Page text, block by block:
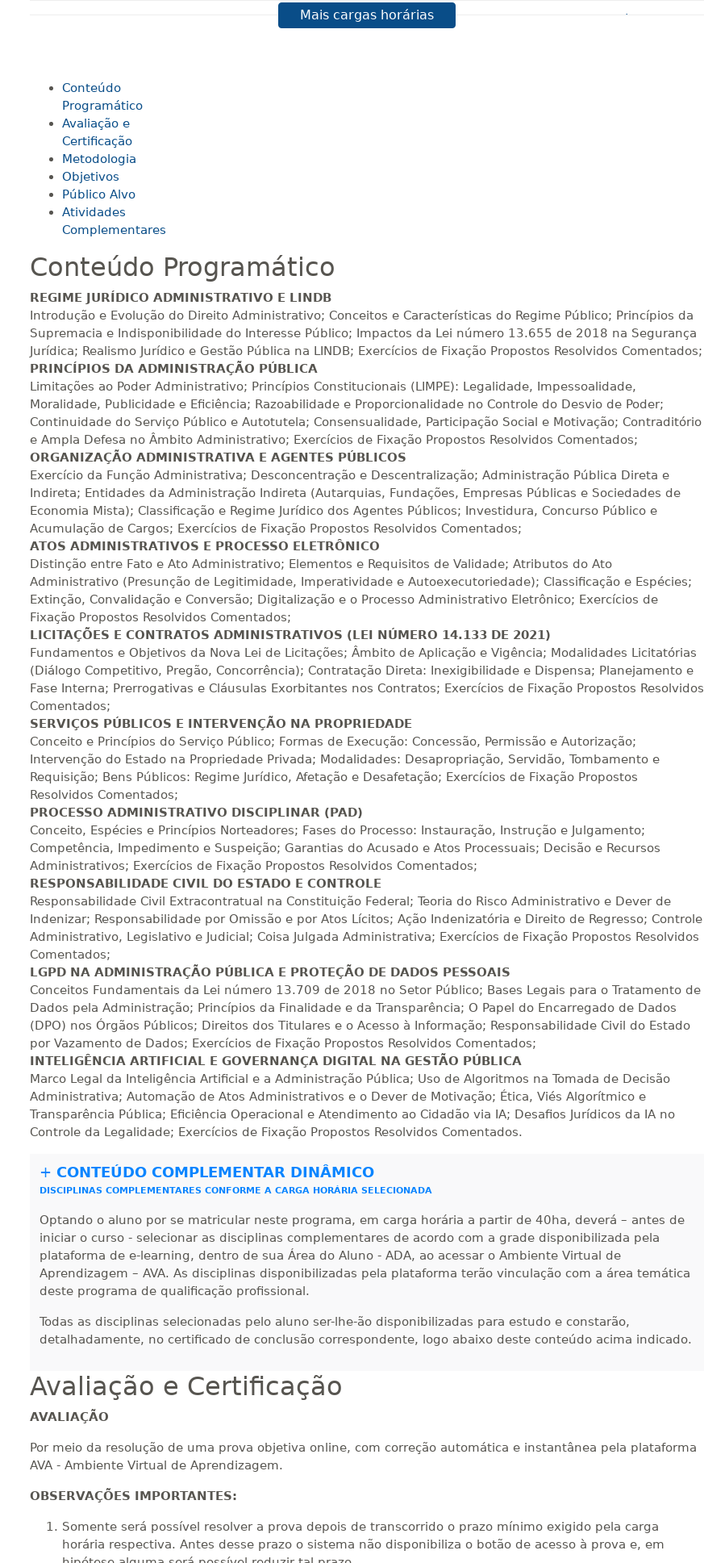
Visualizar
R$ 594,81
140 H 18
160 H 20dias
180 H 23dias
dias
220 H 28dias 90dias Visualizar Visualizar
ELETRÔNICO
R$ 1.090,51
Matricular
240 H 30dias 90dias Visualizar Visualizar
ELETRÔNICO
R$ 1.189,66
Matricular
260 H 33dias 90dias Visualizar Visualizar
ELETRÔNICO
Matricular
280 H 35dias 120dias Visualizar Visualizar
ELETRÔNICO
300 H 38dias 120dias Visualizar Visualizar
ELETRÔNICO
R$ 1.487,06
Matricular
320 H 40dias 120 dias Visualizar Visualizar
ELETRÔNICO
R$ 1.586,20
Matricular
340 H 43dias 120dias Visualizar
360 H 120dias
R$ 1.784,48
380 H 48dias 150 dias Visualizar Visualizar
ELETRÔNICO
R$ 1.883,61
400 H 150 dias Visualizar Visualizar
ELETRÔNICO
R$ 1.982,74
Matricular
420 H 53dias 150 dias Visualizar Visualizar
ELETRÔNICO
Matricular
440 H 55 dias 150dias Visualizar Visualizar
ELETRÔNICO
R$ 2.240,16
Mais cargas horárias
Conteúdo
Programático
Avaliação e
Certificação
Metodologia
Objetivos
Público Alvo
Atividades
Complementares
Conteúdo Programático
REGIME JURÍDICO ADMINISTRATIVO E LINDB
Introdução e Evolução do Direito Administrativo; Conceitos e Características do Regime Público; Princípios da
Supremacia e Indisponibilidade do Interesse Público; Impactos da Lei número 13.655 de 2018 na Segurança
Jurídica; Realismo Jurídico e Gestão Pública na LINDB; Exercícios de Fixação Propostos Resolvidos Comentados;
PRINCÍPIOS DA ADMINISTRAÇÃO PÚBLICA
Limitações ao Poder Administrativo; Princípios Constitucionais (LIMPE): Legalidade, Impessoalidade,
Moralidade, Publicidade e Eficiência; Razoabilidade e Proporcionalidade no Controle do Desvio de Poder;
Continuidade do Serviço Público e Autotutela; Consensualidade, Participação Social e Motivação; Contraditório
e Ampla Defesa no Âmbito Administrativo; Exercícios de Fixação Propostos Resolvidos Comentados;
ORGANIZAÇÃO ADMINISTRATIVA E AGENTES PÚBLICOS
Exercício da Função Administrativa; Desconcentração e Descentralização; Administração Pública Direta e
Indireta; Entidades da Administração Indireta (Autarquias, Fundações, Empresas Públicas e Sociedades de
Economia Mista); Classificação e Regime Jurídico dos Agentes Públicos; Investidura, Concurso Público e
Acumulação de Cargos; Exercícios de Fixação Propostos Resolvidos Comentados;
ATOS ADMINISTRATIVOS E PROCESSO ELETRÔNICO
Distinção entre Fato e Ato Administrativo; Elementos e Requisitos de Validade; Atributos do Ato
Administrativo (Presunção de Legitimidade, Imperatividade e Autoexecutoriedade); Classificação e Espécies;
Extinção, Convalidação e Conversão; Digitalização e o Processo Administrativo Eletrônico; Exercícios de
Fixação Propostos Resolvidos Comentados;
LICITAÇÕES E CONTRATOS ADMINISTRATIVOS (LEI NÚMERO 14.133 DE 2021)
Fundamentos e Objetivos da Nova Lei de Licitações; Âmbito de Aplicação e Vigência; Modalidades Licitatórias
(Diálogo Competitivo, Pregão, Concorrência); Contratação Direta: Inexigibilidade e Dispensa; Planejamento e
Fase Interna; Prerrogativas e Cláusulas Exorbitantes nos Contratos; Exercícios de Fixação Propostos Resolvidos
Comentados;
SERVIÇOS PÚBLICOS E INTERVENÇÃO NA PROPRIEDADE
Conceito e Princípios do Serviço Público; Formas de Execução: Concessão, Permissão e Autorização;
Intervenção do Estado na Propriedade Privada; Modalidades: Desapropriação, Servidão, Tombamento e
Requisição; Bens Públicos: Regime Jurídico, Afetação e Desafetação; Exercícios de Fixação Propostos
Resolvidos Comentados;
PROCESSO ADMINISTRATIVO DISCIPLINAR (PAD)
Conceito, Espécies e Princípios Norteadores; Fases do Processo: Instauração, Instrução e Julgamento;
Competência, Impedimento e Suspeição; Garantias do Acusado e Atos Processuais; Decisão e Recursos
Administrativos; Exercícios de Fixação Propostos Resolvidos Comentados;
RESPONSABILIDADE CIVIL DO ESTADO E CONTROLE
Responsabilidade Civil Extracontratual na Constituição Federal; Teoria do Risco Administrativo e Dever de
Indenizar; Responsabilidade por Omissão e por Atos Lícitos; Ação Indenizatória e Direito de Regresso; Controle
Administrativo, Legislativo e Judicial; Coisa Julgada Administrativa; Exercícios de Fixação Propostos Resolvidos
Comentados;
LGPD NA ADMINISTRAÇÃO PÚBLICA E PROTEÇÃO DE DADOS PESSOAIS
Conceitos Fundamentais da Lei número 13.709 de 2018 no Setor Público; Bases Legais para o Tratamento de
Dados pela Administração; Princípios da Finalidade e da Transparência; O Papel do Encarregado de Dados
(DPO) nos Órgãos Públicos; Direitos dos Titulares e o Acesso à Informação; Responsabilidade Civil do Estado
por Vazamento de Dados; Exercícios de Fixação Propostos Resolvidos Comentados;
INTELIGÊNCIA ARTIFICIAL E GOVERNANÇA DIGITAL NA GESTÃO PÚBLICA
Marco Legal da Inteligência Artificial e a Administração Pública; Uso de Algoritmos na Tomada de Decisão
Administrativa; Automação de Atos Administrativos e o Dever de Motivação; Ética, Viés Algorítmico e
Transparência Pública; Eficiência Operacional e Atendimento ao Cidadão via IA; Desafios Jurídicos da IA no
Controle da Legalidade; Exercícios de Fixação Propostos Resolvidos Comentados.
+ CONTEÚDO COMPLEMENTAR DINÂMICO
DISCIPLINAS COMPLEMENTARES CONFORME A CARGA HORÁRIA SELECIONADA
Optando o aluno por se matricular neste programa, em carga horária a partir de 40ha, deverá – antes de
iniciar o curso - selecionar as disciplinas complementares de acordo com a grade disponibilizada pela
plataforma de e-learning, dentro de sua Área do Aluno - ADA, ao acessar o Ambiente Virtual de
Aprendizagem – AVA. As disciplinas disponibilizadas pela plataforma terão vinculação com a área temática
deste programa de qualificação profissional.
Todas as disciplinas selecionadas pelo aluno ser-lhe-ão disponibilizadas para estudo e constarão,
detalhadamente, no certificado de conclusão correspondente, logo abaixo deste conteúdo acima indicado.
Avaliação e Certificação
AVALIAÇÃO
Por meio da resolução de uma prova objetiva online, com correção automática e instantânea pela plataforma
AVA - Ambiente Virtual de Aprendizagem.
OBSERVAÇÕES IMPORTANTES:
Somente será possível resolver a prova depois de transcorrido o prazo mínimo exigido pela carga
horária respectiva. Antes desse prazo o sistema não disponibiliza o botão de acesso à prova e, em